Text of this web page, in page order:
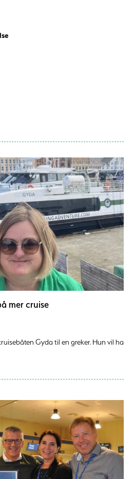
mer cruise
Gyda til en greker. Hun vil ha